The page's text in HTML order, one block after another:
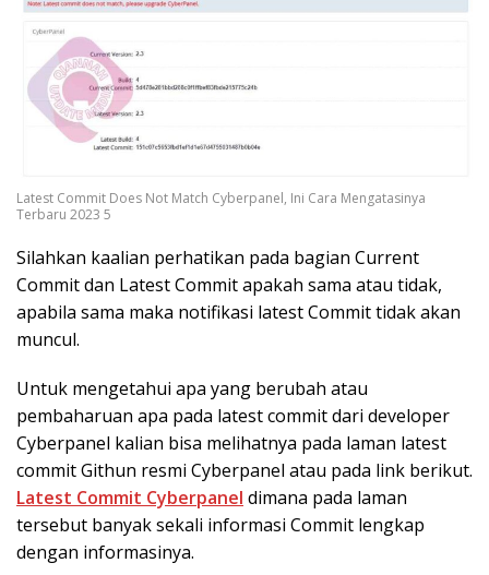
Latest Commit Does Not Match Cyberpanel, Ini Cara Mengatasinya
Terbaru 2023 5
Silahkan kaalian perhatikan pada bagian Current
Commit dan Latest Commit apakah sama atau tidak,
apabila sama maka notifikasi latest Commit tidak akan
muncul.
Untuk mengetahui apa yang berubah atau
pembaharuan apa pada latest commit dari developer
Cyberpanel kalian bisa melihatnya pada laman latest
commit Githun resmi Cyberpanel atau pada link berikut.
Latest Commit Cyberpanel dimana pada laman
tersebut banyak sekali informasi Commit lengkap
dengan informasinya.